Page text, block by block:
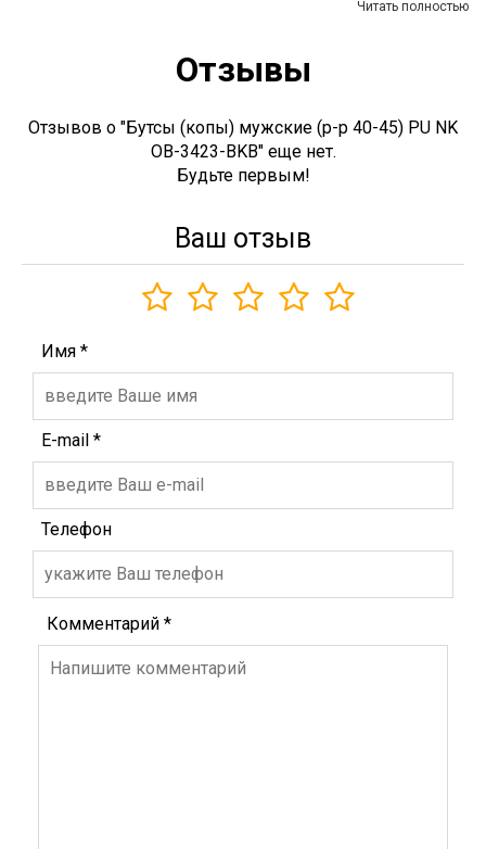
Читать полностью
Отзывы
Отзывов о "Бутсы (копы) мужские (р-р 40-45) PU NK
OB-3423-BKB" еще нет.
Будьте первым!
Ваш отзыв
Имя *
E-mail *
Телефон
Комментарий *